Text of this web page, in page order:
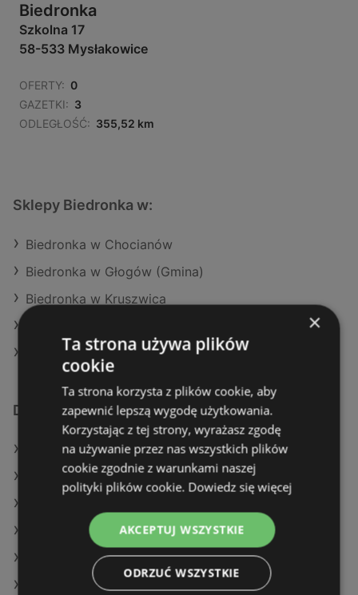
Biedronka
Szkolna 17
58-533 Mysłakowice
OFERTY: 0
GAZETKI: 3
ODLEGŁOŚĆ: 355,52 km
Sklepy Biedronka w:
Biedronka w Chocianów
Biedronka w Głogów (Gmina)
Biedronka w Kruszwica
Biedronka w Andrychów
Dodatkowe łącza
Oferty Biedronka
Oferty Selgros
Aktualne gazetki Lidl
Aktualne gazetki SPAR
Aktualne gazetki Kaufland
×
Ta strona używa plików
cookie
Ta strona korzysta z plików cookie, aby
zapewnić lepszą wygodę użytkowania.
Korzystając z tej strony, wyrażasz zgodę
na używanie przez nas wszystkich plików
cookie zgodnie z warunkami naszej
polityki plików cookie. Dowiedz się więcej
AKCEPTUJ WSZYSTKIE
ODRZUĆ WSZYSTKIE